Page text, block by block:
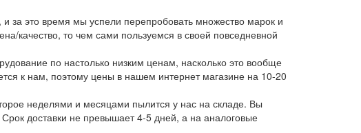
за это время мы успели перепробовать множество марок и
качество, то чем сами пользуемся в своей повседневной
по настолько низким ценам, насколько это вообще
к нам, поэтому цены в нашем интернет магазине на 10-20
неделями и месяцами пылится у нас на складе. Вы
доставки не превышает 4-5 дней, а на аналоговые